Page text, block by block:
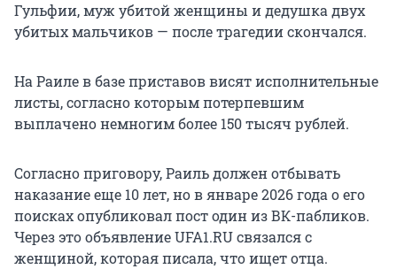
Гульфии, муж убитой женщины и дедушка двух
убитых мальчиков — после трагедии скончался.
На Раиле в базе приставов висят исполнительные
листы, согласно которым потерпевшим
выплачено немногим более 150 тысяч рублей.
Согласно приговору, Раиль должен отбывать
наказание еще 10 лет, но в январе 2026 года о его
поисках опубликовал пост один из ВК-пабликов.
Через это объявление UFA1.RU связался с
женщиной, которая писала, что ищет отца.